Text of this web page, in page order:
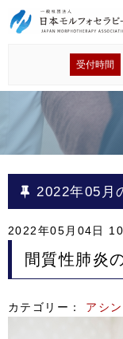
受付時間
2022年05月
2022年05月04日
間質性肺炎
カテゴリー： アシ